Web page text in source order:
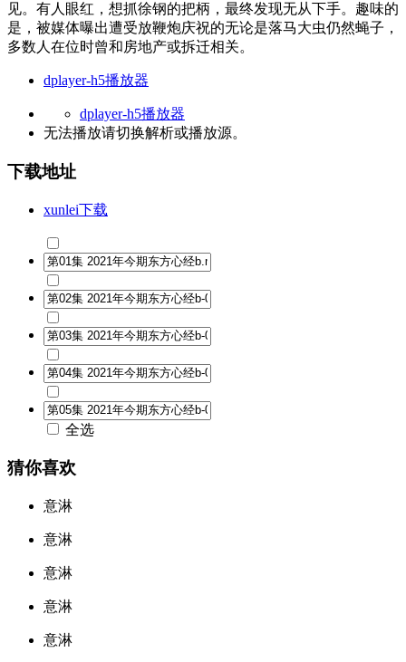
见。有人眼红，想抓徐钢的把柄，最终发现无从下手。趣味的
是，被媒体曝出遭受放鞭炮庆祝的无论是落马大虫仍然蝇子，
多数人在位时曾和房地产或拆迁相关。
dplayer-h5播放器
dplayer-h5播放器
无法播放请切换解析或播放源。
下载地址
xunlei下载
全选
猜你喜欢
意淋
意淋
意淋
意淋
意淋